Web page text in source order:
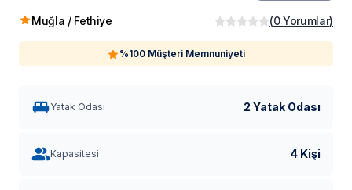
Muğla / Fethiye (0 Yorumlar)
%100 Müşteri Memnuniyeti
Yatak Odası 2 Yatak Odası
Kapasitesi 4 Kişi